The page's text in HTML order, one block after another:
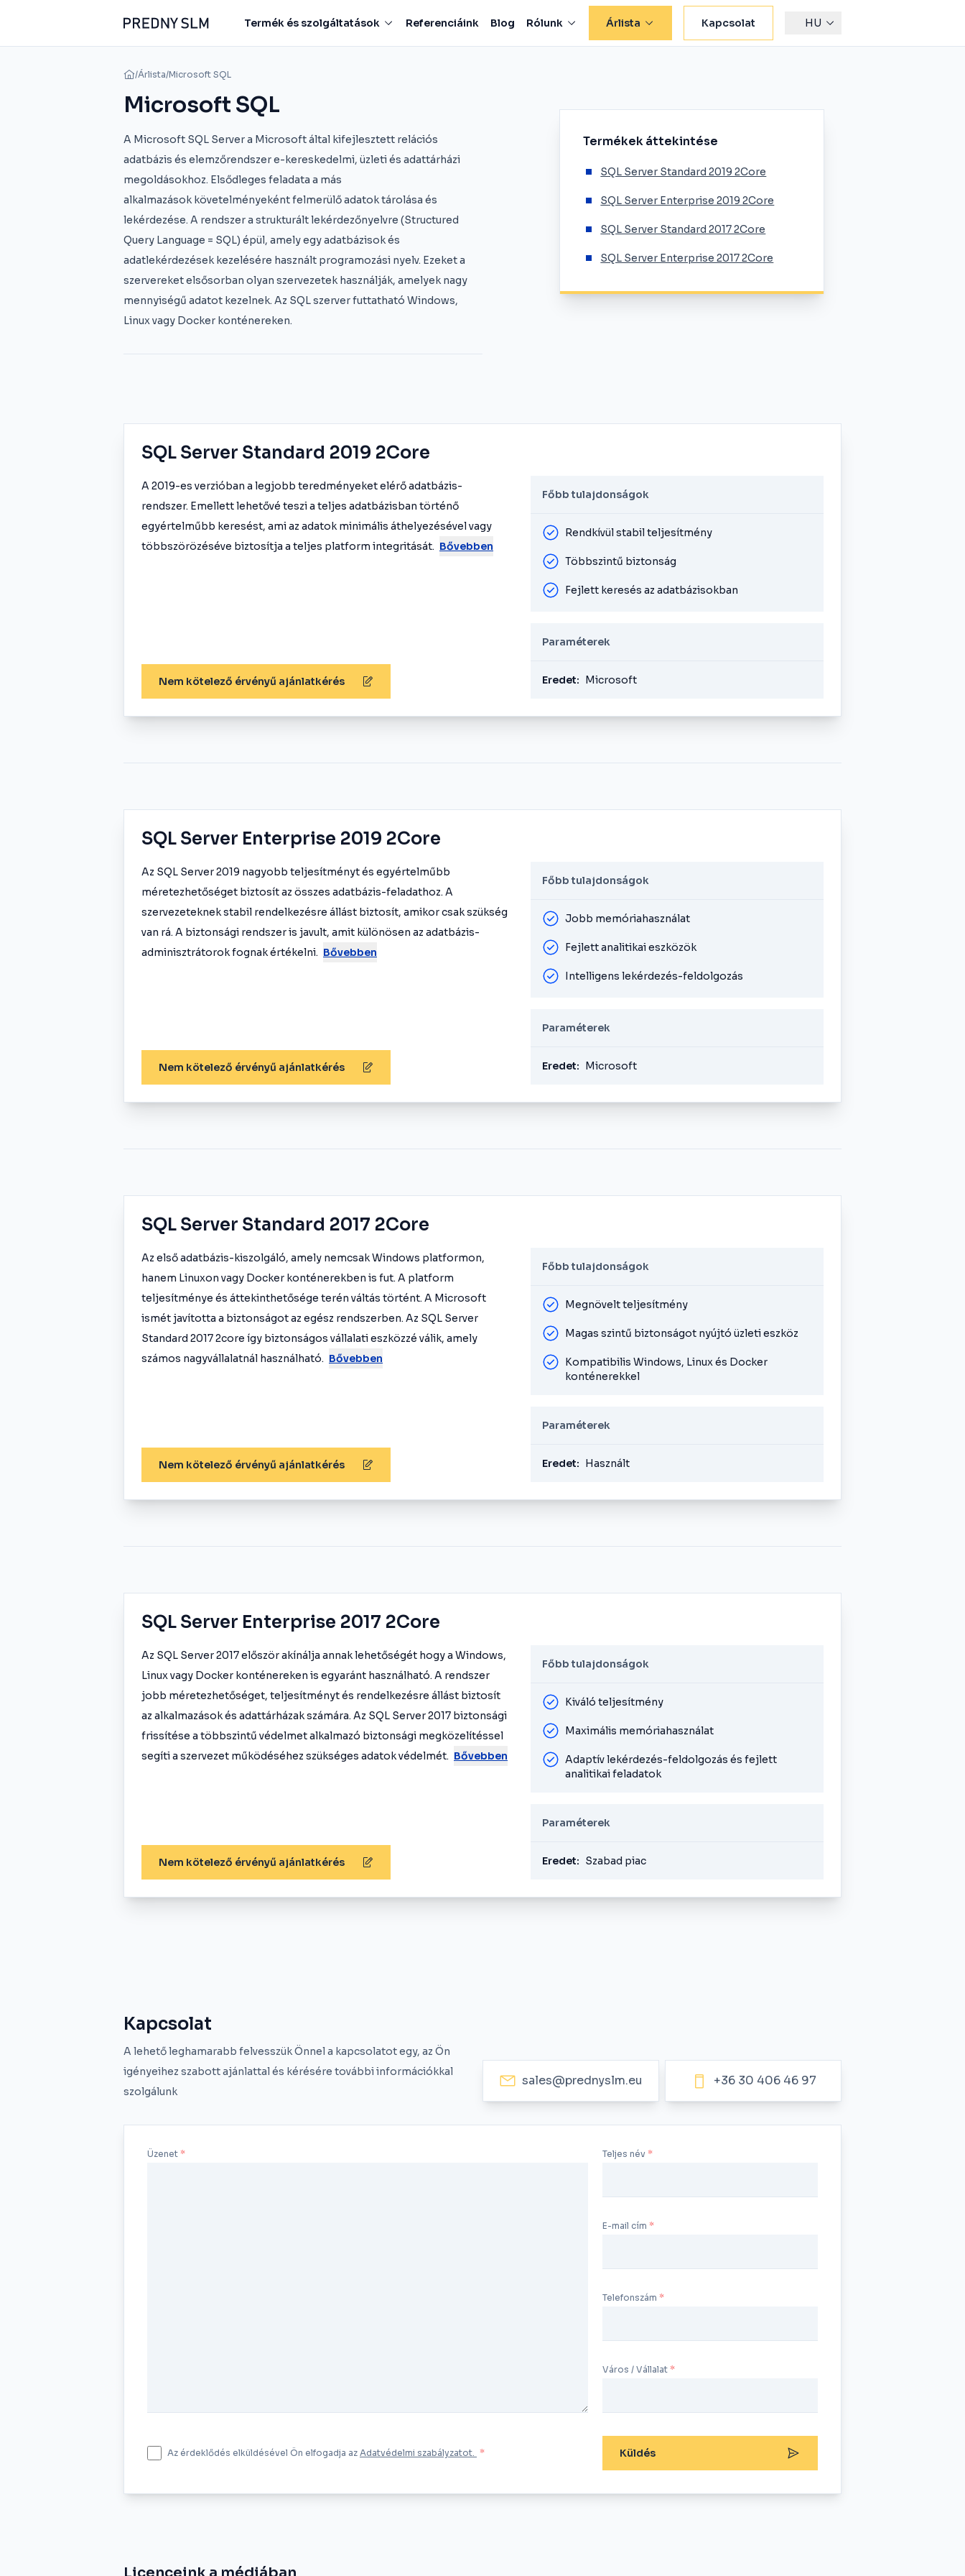
Termék és szolgáltatások Referenciáink Blog Rólunk Árlista Kapcsolat HU
/Árlista/Microsoft SQL
Microsoft SQL
A Microsoft SQL Server a Microsoft által kifejlesztett relációs
adatbázis és elemzőrendszer e-kereskedelmi, üzleti és adattárházi
megoldásokhoz. Elsődleges feladata a más
alkalmazások követelményeként felmerülő adatok tárolása és
lekérdezése. A rendszer a strukturált lekérdezőnyelvre (Structured
Query Language = SQL) épül, amely egy adatbázisok és
adatlekérdezések kezelésére használt programozási nyelv. Ezeket a
szervereket elsősorban olyan szervezetek használják, amelyek nagy
mennyiségű adatot kezelnek. Az SQL szerver futtatható Windows,
Linux vagy Docker konténereken.
Termékek áttekintése
SQL Server Standard 2019 2Core
SQL Server Enterprise 2019 2Core
SQL Server Standard 2017 2Core
SQL Server Enterprise 2017 2Core
SQL Server Standard 2019 2Core
A 2019-es verzióban a legjobb teredményeket elérő adatbázis-
rendszer. Emellett lehetővé teszi a teljes adatbázisban történő
egyértelműbb keresést, ami az adatok minimális áthelyezésével vagy
többszörözéséve biztosítja a teljes platform integritását. Bővebben
Nem kötelező érvényű ajánlatkérés
Főbb tulajdonságok
Rendkívül stabil teljesítmény
Többszintű biztonság
Fejlett keresés az adatbázisokban
Paraméterek
Eredet: Microsoft
SQL Server Enterprise 2019 2Core
Az SQL Server 2019 nagyobb teljesítményt és egyértelműbb
méretezhetőséget biztosít az összes adatbázis-feladathoz. A
szervezeteknek stabil rendelkezésre állást biztosít, amikor csak szükség
van rá. A biztonsági rendszer is javult, amit különösen az adatbázis-
adminisztrátorok fognak értékelni. Bővebben
Nem kötelező érvényű ajánlatkérés
Főbb tulajdonságok
Jobb memóriahasználat
Fejlett analitikai eszközök
Intelligens lekérdezés-feldolgozás
Paraméterek
Eredet: Microsoft
SQL Server Standard 2017 2Core
Az első adatbázis-kiszolgáló, amely nemcsak Windows platformon,
hanem Linuxon vagy Docker konténerekben is fut. A platform
teljesítménye és áttekinthetősége terén váltás történt. A Microsoft
ismét javította a biztonságot az egész rendszerben. Az SQL Server
Standard 2017 2core így biztonságos vállalati eszközzé válik, amely
számos nagyvállalatnál használható. Bővebben
Nem kötelező érvényű ajánlatkérés
Főbb tulajdonságok
Megnövelt teljesítmény
Magas szintű biztonságot nyújtó üzleti eszköz
Kompatibilis Windows, Linux és Docker
konténerekkel
Paraméterek
Eredet: Használt
SQL Server Enterprise 2017 2Core
Az SQL Server 2017 először akínálja annak lehetőségét hogy a Windows,
Linux vagy Docker konténereken is egyaránt használható. A rendszer
jobb méretezhetőséget, teljesítményt és rendelkezésre állást biztosít
az alkalmazások és adattárházak számára. Az SQL Server 2017 biztonsági
frissítése a többszintű védelmet alkalmazó biztonsági megközelítéssel
segíti a szervezet működéséhez szükséges adatok védelmét. Bővebben
Nem kötelező érvényű ajánlatkérés
Főbb tulajdonságok
Kiváló teljesítmény
Maximális memóriahasználat
Adaptív lekérdezés-feldolgozás és fejlett
analitikai feladatok
Paraméterek
Eredet: Szabad piac
Kapcsolat
A lehető leghamarabb felvesszük Önnel a kapcsolatot egy, az Ön
igényeihez szabott ajánlattal és kérésére további információkkal
szolgálunk
sales@prednyslm.eu +36 30 406 46 97
Üzenet Teljes név
E-mail cím
Telefonszám
Város / Vállalat
Az érdeklődés elküldésével Ön elfogadja az Adatvédelmi szabályzatot. * Küldés